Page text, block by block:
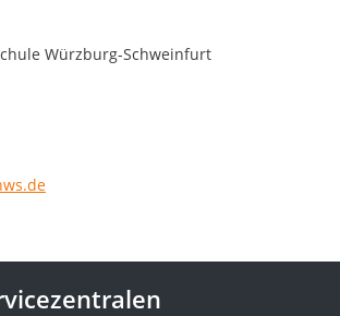
Würzburg-Schweinfurt